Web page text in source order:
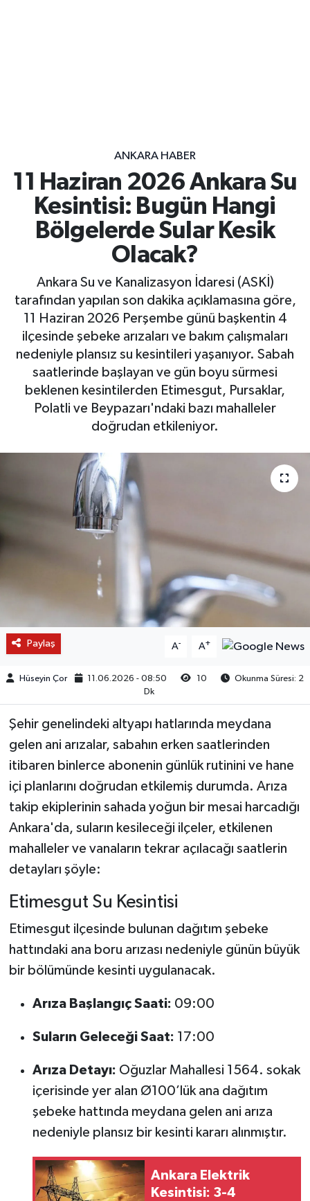
ANKARA HABER
11 Haziran 2026 Ankara Su
Kesintisi: Bugün Hangi
Bölgelerde Sular Kesik
Olacak?
Ankara Su ve Kanalizasyon İdaresi (ASKİ)
tarafından yapılan son dakika açıklamasına göre,
11 Haziran 2026 Perşembe günü başkentin 4
ilçesinde şebeke arızaları ve bakım çalışmaları
nedeniyle plansız su kesintileri yaşanıyor. Sabah
saatlerinde başlayan ve gün boyu sürmesi
beklenen kesintilerden Etimesgut, Pursaklar,
Polatli ve Beypazarı'ndaki bazı mahalleler
doğrudan etkileniyor.
Paylaş A- A+
Hüseyin Çor 11.06.2026 - 08:50 10
Okunma Süresi: 2
Dk
Şehir genelindeki altyapı hatlarında meydana
gelen ani arızalar, sabahın erken saatlerinden
itibaren binlerce abonenin günlük rutinini ve hane
içi planlarını doğrudan etkilemiş durumda. Arıza
takip ekiplerinin sahada yoğun bir mesai harcadığı
Ankara'da, suların kesileceği ilçeler, etkilenen
mahalleler ve vanaların tekrar açılacağı saatlerin
detayları şöyle:
Etimesgut Su Kesintisi
Etimesgut ilçesinde bulunan dağıtım şebeke
hattındaki ana boru arızası nedeniyle günün büyük
bir bölümünde kesinti uygulanacak.
Arıza Başlangıç Saati: 09:00
Suların Geleceği Saat: 17:00
Arıza Detayı: Oğuzlar Mahallesi 1564. sokak
içerisinde yer alan Ø100’lük ana dağıtım
şebeke hattında meydana gelen ani arıza
nedeniyle plansız bir kesinti kararı alınmıştır.
Ankara Elektrik
Kesintisi: 3-4